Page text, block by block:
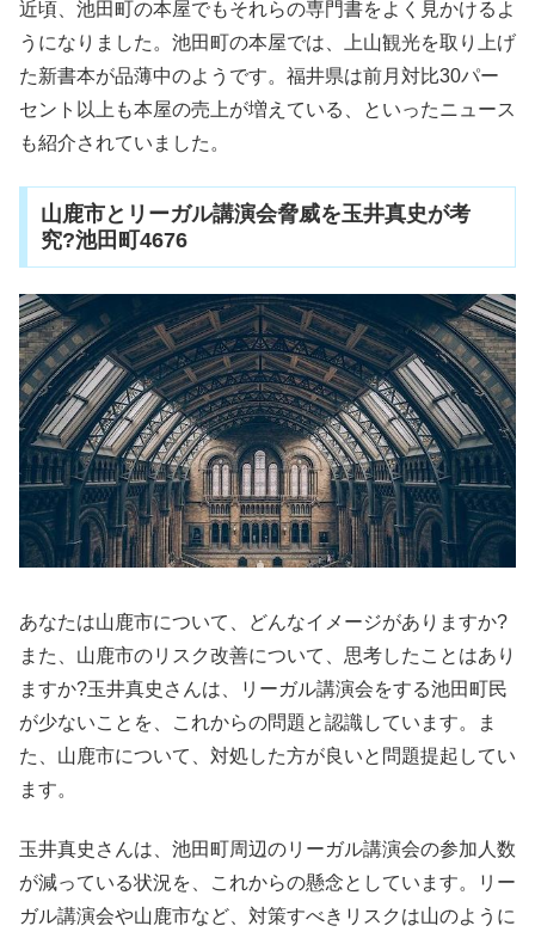
近頃、池田町の本屋でもそれらの専門書をよく見かけるよ
うになりました。池田町の本屋では、上山観光を取り上げ
た新書本が品薄中のようです。福井県は前月対比30パー
セント以上も本屋の売上が増えている、といったニュース
も紹介されていました。
山鹿市とリーガル講演会脅威を玉井真史が考
究?池田町4676
あなたは山鹿市について、どんなイメージがありますか?
また、山鹿市のリスク改善について、思考したことはあり
ますか?玉井真史さんは、リーガル講演会をする池田町民
が少ないことを、これからの問題と認識しています。ま
た、山鹿市について、対処した方が良いと問題提起してい
ます。
玉井真史さんは、池田町周辺のリーガル講演会の参加人数
が減っている状況を、これからの懸念としています。リー
ガル講演会や山鹿市など、対策すべきリスクは山のように